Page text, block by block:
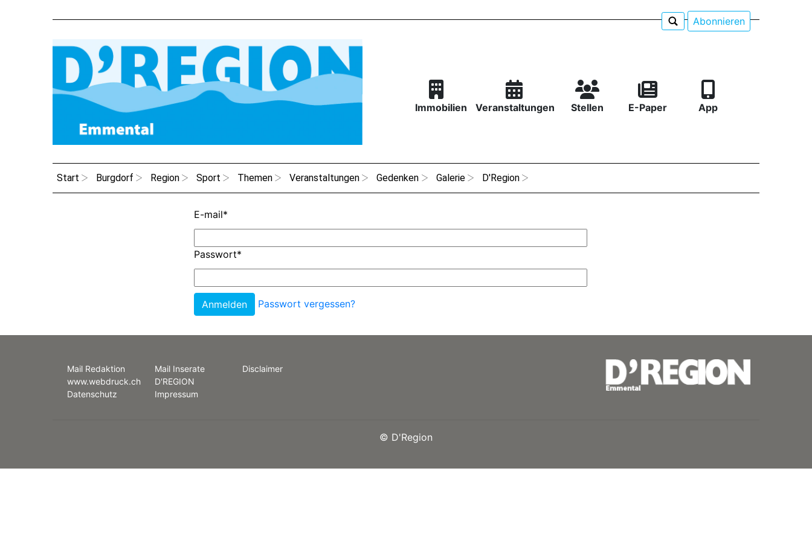
Abonnieren
Immobilien Veranstaltungen Stellen E-Paper App
Start Burgdorf Region Sport Themen Veranstaltungen Gedenken Galerie D'Region
E-mail*
Passwort*
Passwort vergessen?
Mail Redaktion
www.webdruck.ch
Datenschutz
Mail Inserate
D'REGION
Impressum
Disclaimer
© D'Region